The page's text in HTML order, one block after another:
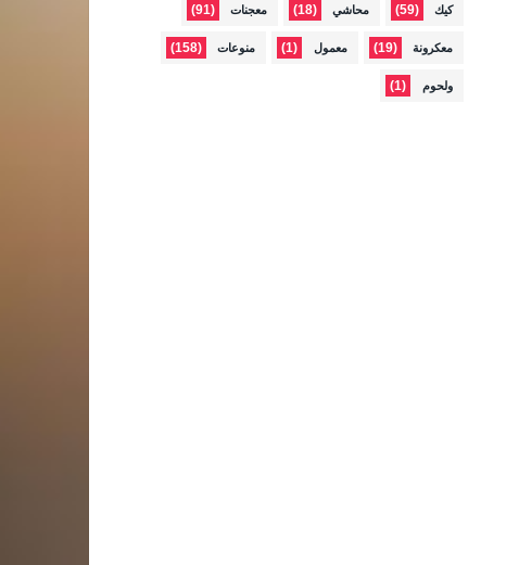
كيك (59) محاشي (18) معجنات (91)
معكرونة (19) معمول (1) منوعات (158)
ولحوم (1)